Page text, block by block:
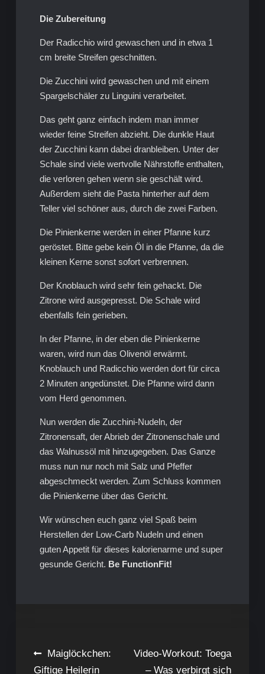
Die Zubereitung
Der Radicchio wird gewaschen und in etwa 1
cm breite Streifen geschnitten.
Die Zucchini wird gewaschen und mit einem
Spargelschäler zu Linguini verarbeitet.
Das geht ganz einfach indem man immer
wieder feine Streifen abzieht. Die dunkle Haut
der Zucchini kann dabei dranbleiben. Unter der
Schale sind viele wertvolle Nährstoffe enthalten,
die verloren gehen wenn sie geschält wird.
Außerdem sieht die Pasta hinterher auf dem
Teller viel schöner aus, durch die zwei Farben.
Die Pinienkerne werden in einer Pfanne kurz
geröstet. Bitte gebe kein Öl in die Pfanne, da die
kleinen Kerne sonst sofort verbrennen.
Der Knoblauch wird sehr fein gehackt. Die
Zitrone wird ausgepresst. Die Schale wird
ebenfalls fein gerieben.
In der Pfanne, in der eben die Pinienkerne
waren, wird nun das Olivenöl erwärmt.
Knoblauch und Radicchio werden dort für circa
2 Minuten angedünstet. Die Pfanne wird dann
vom Herd genommen.
Nun werden die Zucchini-Nudeln, der
Zitronensaft, der Abrieb der Zitronenschale und
das Walnussöl mit hinzugegeben. Das Ganze
muss nun nur noch mit Salz und Pfeffer
abgeschmeckt werden. Zum Schluss kommen
die Pinienkerne über das Gericht.
Wir wünschen euch ganz viel Spaß beim
Herstellen der Low-Carb Nudeln und einen
guten Appetit für dieses kalorienarme und super
gesunde Gericht. Be FunctionFit!
Beitragsnavigation
Maiglöckchen:
Giftige Heilerin
Video-Workout: Toega
– Was verbirgt sich